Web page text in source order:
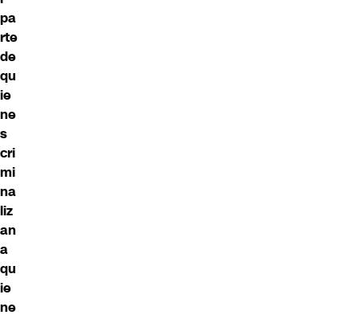
pa
rte
de
qu
ie
ne
s
cri
mi
na
liz
an
a
qu
ie
ne